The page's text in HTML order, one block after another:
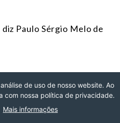
Paulo Sérgio Melo de
de uso de nosso website. Ao
com nossa política de privacidade.
Mais informações